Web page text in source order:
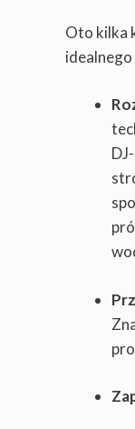
Oto kilka
idealnego